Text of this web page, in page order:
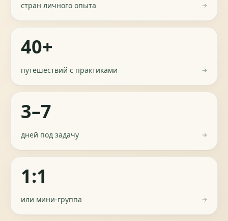
стран личного опыта →
40+
путешествий с практиками →
3–7
дней под задачу →
1:1
или мини-группа →